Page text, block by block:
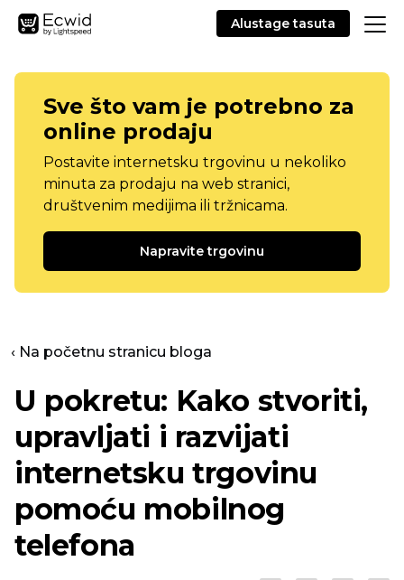
Alustage tasuta
Sve što vam je potrebno za
online prodaju
Postavite internetsku trgovinu u nekoliko
minuta za prodaju na web stranici,
društvenim medijima ili tržnicama.
Napravite trgovinu
‹ Na početnu stranicu bloga
U pokretu: Kako stvoriti,
upravljati i razvijati
internetsku trgovinu
pomoću mobilnog
telefona